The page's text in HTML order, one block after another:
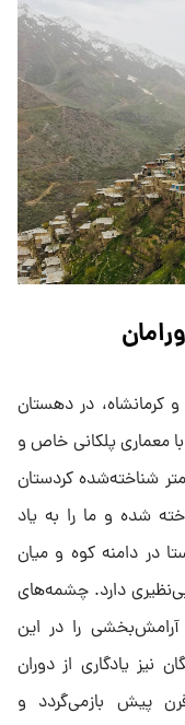
کرمانشاه، در دهستان
معماری پلکانی خاص و
شناخته‌شده کردستان
شده و ما را به یاد
در دامنه کوه و میان
دارد. چشمه‌های
را در این
نیز یادگاری از دوران
پیش بازمی‌گردد و